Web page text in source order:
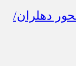
دهلران/